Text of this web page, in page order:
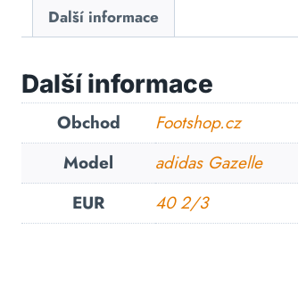
Další informace
Další informace
Obchod
Footshop.cz
Model
adidas Gazelle
EUR
40 2/3